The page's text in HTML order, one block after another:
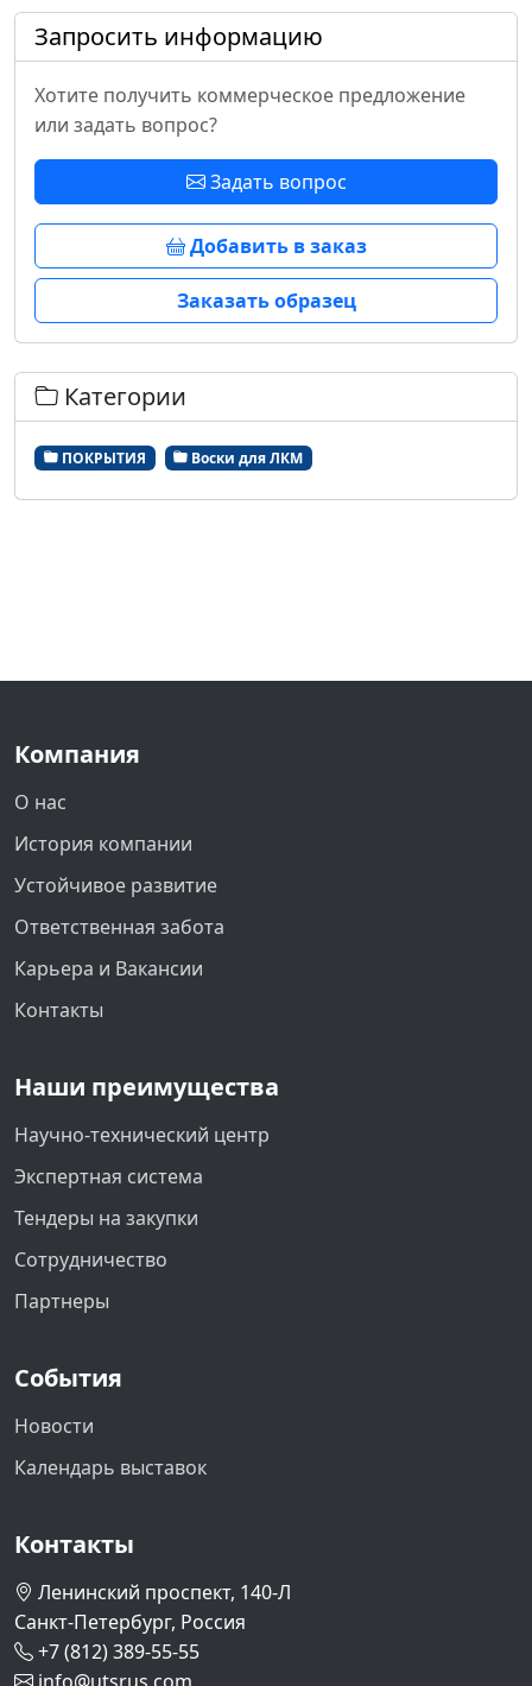
Запросить информацию
Хотите получить коммерческое предложение
или задать вопрос?
Задать вопрос
Добавить в заказ
Заказать образец
Категории
ПОКРЫТИЯ Воски для ЛКМ
Компания
О нас
История компании
Устойчивое развитие
Ответственная забота
Карьера и Вакансии
Контакты
Наши преимущества
Научно-технический центр
Экспертная система
Тендеры на закупки
Сотрудничество
Партнеры
События
Новости
Календарь выставок
Контакты
Ленинский проспект, 140-Л
Санкт-Петербург, Россия
+7 (812) 389-55-55
info@utsrus.com